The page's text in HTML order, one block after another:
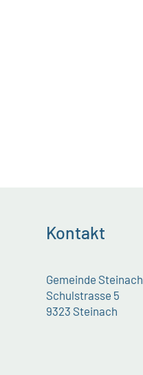
Kontakt
Gemeinde Steinach
Schulstrasse 5
9323 Steinach